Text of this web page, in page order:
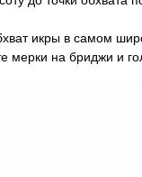
икры в самом
мерки на бриджи и